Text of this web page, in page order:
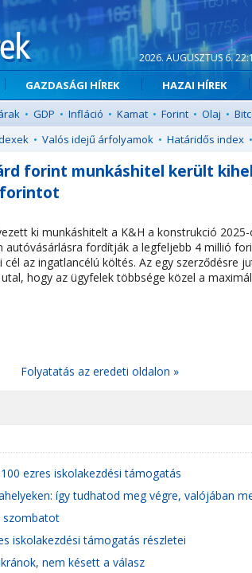
2026. AUGUSZTUS 6.
GAZDASÁGI HÍREK HAZAI HÍREK
• GDP • Infláció • Kamat • Forint • Olaj •
• Valós idejű árfolyamok • Határidős index •
forint munkáshitel került
forintot
ki munkáshitelt a K&H a konstrukció
autóvásárlásra fordítják a legfeljebb 4 millió
az ingatlancélú költés. Az egy szerződésre
hogy az ügyfelek többsége közel a
Folyatatás az eredeti oldalon »
ezres iskolakezdési támogatás
így tudhatod meg végre, valójában
szombatot
iskolakezdési támogatás részletei
nem késett a válasz